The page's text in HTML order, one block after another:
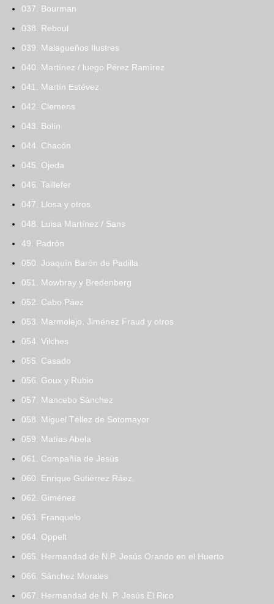
037. Bourman
038. Reboul
039. Malagueños Ilustres
040. Martínez / luego Pérez Ramírez
041. Martín Estévez
042. Clemens
043. Bolín
044. Chacón
045. Ojeda
046. Taillefer
047. Llosa y otros
048. Luisa Martínez / Sans
49. Padrón
050. Joaquín Barón de Padilla
051. Mowbray y Bredenberg
052. Cabo Páez
053. Marmolejo, Jiménez Fraud y otros
054. Vilches
055. Casado
056. Goux y Rubio
057. Mancebo Sánchez
058. Miguel Téllez de Sotomayor
059. Matías Abela
061. Compañía de Jesús
060. Enrique Gutiérrez Ráez.
062. Giménez
063. Franquelo
064. Oppelt
065. Hermandad de N.P. Jesús Orando en el Huerto
066. Sánchez Morales
067. Hermandad de N. P. Jesús El Rico